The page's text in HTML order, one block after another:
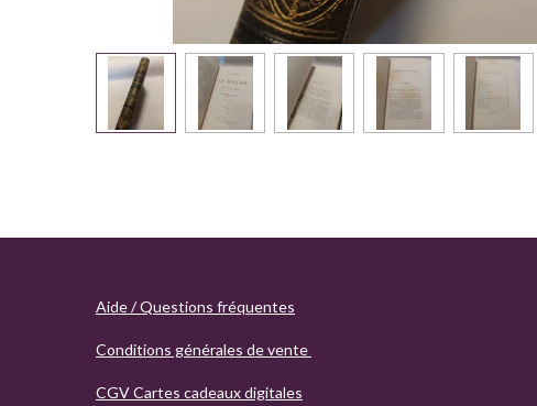
Aide / Questions fréquentes
Conditions générales de vente
CGV Cartes cadeaux digitales